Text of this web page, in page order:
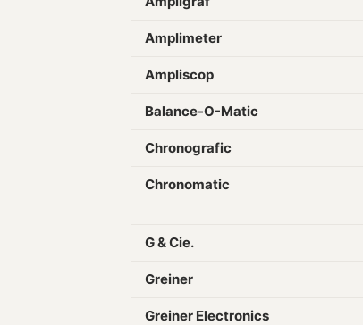
Amplimeter
Ampliscop
Balance-O-Matic
Chronografic
Chronomatic
G & Cie.
Greiner
Greiner Electronics